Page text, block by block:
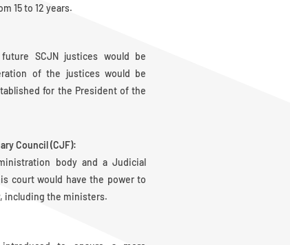
15 to 12 years.
SCJN justices would be
of the justices would be
for the President of the
Council (CJF):
body and a Judicial
court would have the power to
including the ministers.